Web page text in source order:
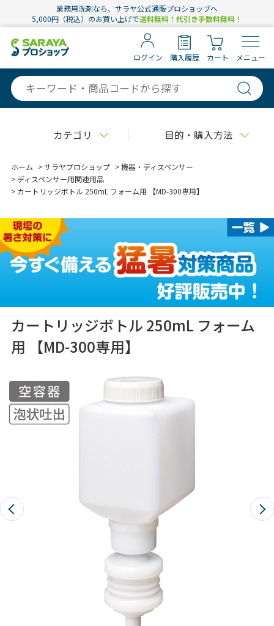
業務用洗剤なら、サラヤ公式通販プロショップへ
5,000円（税込）のお買い上げで送料無料！代引き手数料無料！
ログイン 購入履歴 カート メニュー
カテゴリ 目的・購入方法
ホーム >サラヤプロショップ >機器・ディスペンサー
> ディスペンサー用関連用品
> カートリッジボトル 250mL フォーム用 【MD-300専用】
カートリッジボトル 250mL フォーム
用 【MD-300専用】